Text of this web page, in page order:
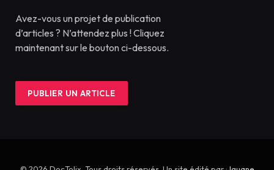
Avez-vous un projet de publication
d’articles ? N’attendez plus ! Cliquez
maintenant sur le bouton ci-dessous.
PUBLIER UN ARTICLE